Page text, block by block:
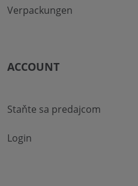
Verpackungen
ACCOUNT
Staňte sa predajcom
Login